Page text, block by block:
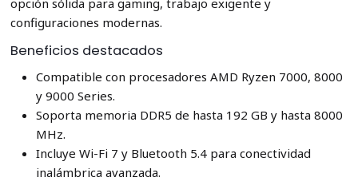
configuraciones modernas.
Beneficios destacados
Compatible con procesadores AMD Ryzen 7000, 8000
y 9000 Series.
Soporta memoria DDR5 de hasta 192 GB y hasta 8000
MHz.
Incluye Wi-Fi 7 y Bluetooth 5.4 para conectividad
inalámbrica avanzada.